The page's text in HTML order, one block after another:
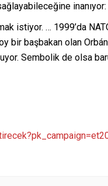
inanıyor:
… 1999’da NATO
bir başbakan olan
Sembolik de olsa